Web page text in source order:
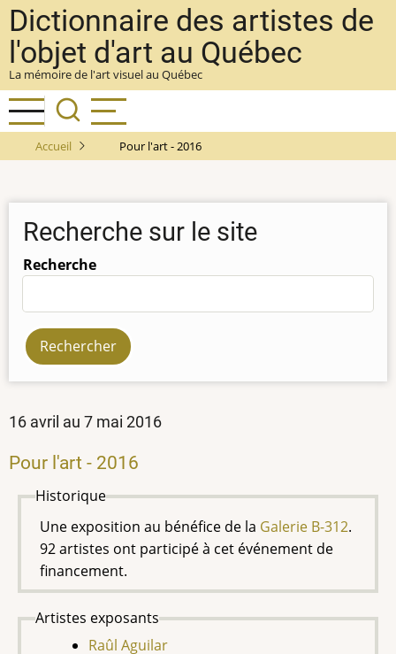
Aller
au
contenu
principal
Dictionnaire des artistes de
l'objet d'art au Québec
La mémoire de l'art visuel au Québec
Accueil Pour l'art - 2016
Recherche sur le site
Recherche
16 avril au 7 mai 2016
Pour l'art - 2016
Historique
Une exposition au bénéfice de la Galerie B-312.
92 artistes ont participé à cet événement de
financement.
Artistes exposants
Raûl Aguilar